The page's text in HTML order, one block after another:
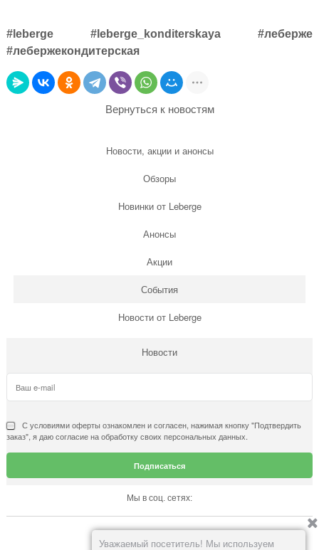
#leberge #leberge_konditerskaya #леберже
#лебержекондитерская
Вернуться к новостям
Новости, акции и анонсы
Обзоры
Новинки от Leberge
Анонсы
Акции
События
Новости от Leberge
Новости
С условиямиоферты ознакомлен и согласен, нажимая кнопку "Подтвердить
заказ", я даю согласие на обработку своих персональных данных.
Мы в соц. сетях:
Вконтакте
Уважаемый посетитель! Мы используем